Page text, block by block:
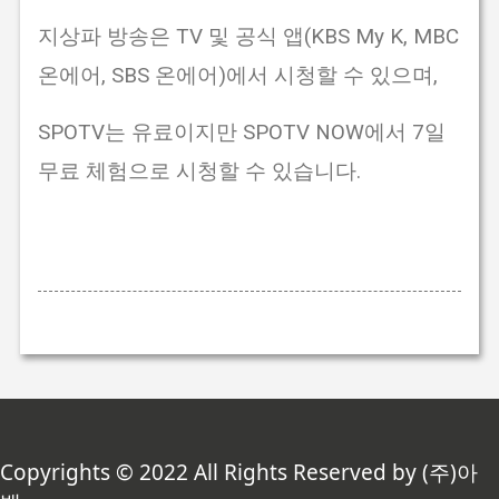
지상파 방송은 TV 및 공식 앱(KBS My K, MBC
온에어, SBS 온에어)에서 시청할 수 있으며,
SPOTV는 유료이지만 SPOTV NOW에서 7일
무료 체험으로 시청할 수 있습니다.
Copyrights © 2022 All Rights Reserved by (주)아